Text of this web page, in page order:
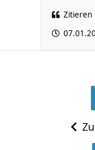
Zitieren